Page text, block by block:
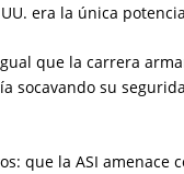
era la única
que la carrera
socavando su
que la ASI amenace